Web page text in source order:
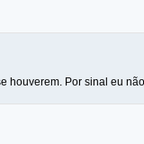
houverem. Por sinal eu